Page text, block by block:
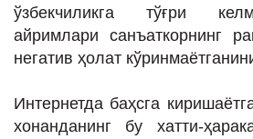
ўзбекчиликга тўғри
айримлари санъаткорнинг
негатив ҳолат
Интернетда баҳсга
хонанданинг бу хатти-